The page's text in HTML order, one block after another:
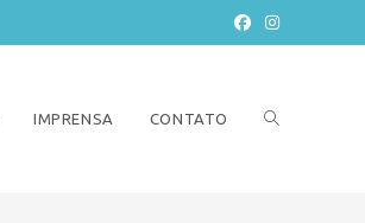
IMPRENSA CONTATO